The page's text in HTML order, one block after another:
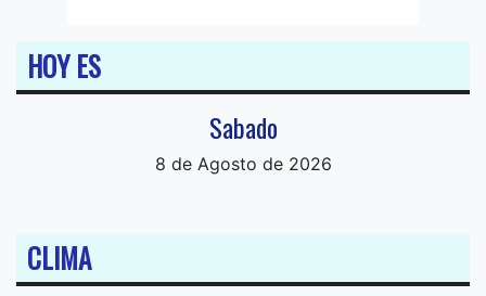
HOY ES
Sabado
8 de Agosto de 2026
CLIMA